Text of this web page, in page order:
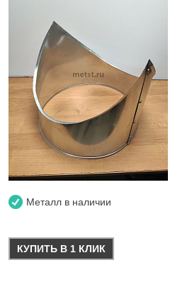
Металл в наличии
КУПИТЬ В 1 КЛИК